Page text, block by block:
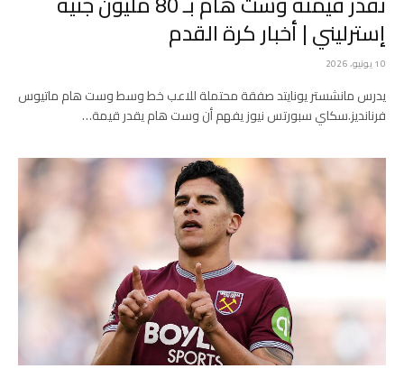
إسترليني | أخبار كرة القدم
10 يونيو، 2026
يدرس مانشستر يونايتد صفقة محتملة للاعب خط وسط وست هام ماتيوس
فرنانديز.سكاي سبورتس نيوز يفهم أن وست هام يقدر قيمة…